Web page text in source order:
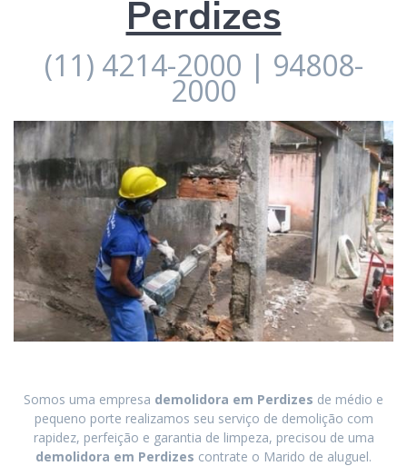
Perdizes
(11) 4214-2000 | 94808-
2000
Somos uma empresa demolidora em Perdizes de médio e
pequeno porte realizamos seu serviço de demolição com
rapidez, perfeição e garantia de limpeza, precisou de uma
demolidora em Perdizes contrate o Marido de aluguel.